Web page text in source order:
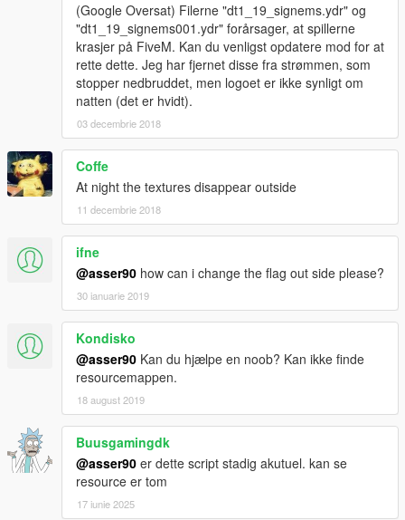
(Google Oversat) Filerne "dt1_19_signems.ydr" og
"dt1_19_signems001.ydr" forårsager, at spillerne
krasjer på FiveM. Kan du venligst opdatere mod for at
rette dette. Jeg har fjernet disse fra strømmen, som
stopper nedbruddet, men logoet er ikke synligt om
natten (det er hvidt).
03 decembrie 2018
Coffe
At night the textures disappear outside
11 decembrie 2018
ifne
@asser90 how can i change the flag out side please?
30 ianuarie 2019
Kondisko
@asser90 Kan du hjælpe en noob? Kan ikke finde
resourcemappen.
18 august 2019
Buusgamingdk
@asser90 er dette script stadig akutuel. kan se
resource er tom
17 iunie 2025